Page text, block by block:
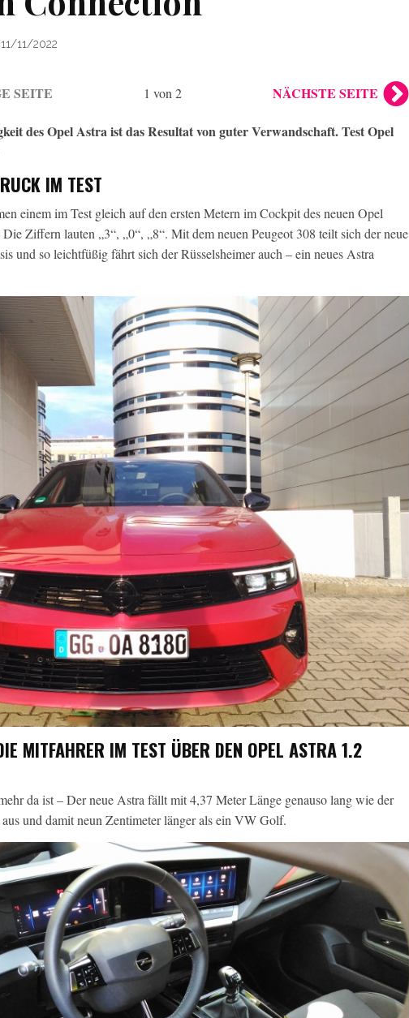
11/11/2022
SEITE 1 von 2 NÄCHSTE SEITE
des Opel Astra ist das Resultat von guter Verwandschaft. Test Opel
IM TEST
einem im Test gleich auf den ersten Metern im Cockpit des neuen Opel
Ziffern lauten „3“, „0“, „8“. Mit dem neuen Peugeot 308 teilt sich der neue
und so leichtfüßig fährt sich der Rüsselsheimer auch – ein neues Astra
MITFAHRER IM TEST ÜBER DEN OPEL ASTRA 1.2
da ist – Der neue Astra fällt mit 4,37 Meter Länge genauso lang wie der
und damit neun Zentimeter länger als ein VW Golf.